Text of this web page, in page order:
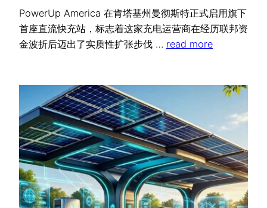
PowerUp America 在肯塔基州曼彻斯特正式启用旗下
首座直流快充站，标志着这家充电运营商在经历联邦资
金波折后迈出了实质性扩张步伐 … read more